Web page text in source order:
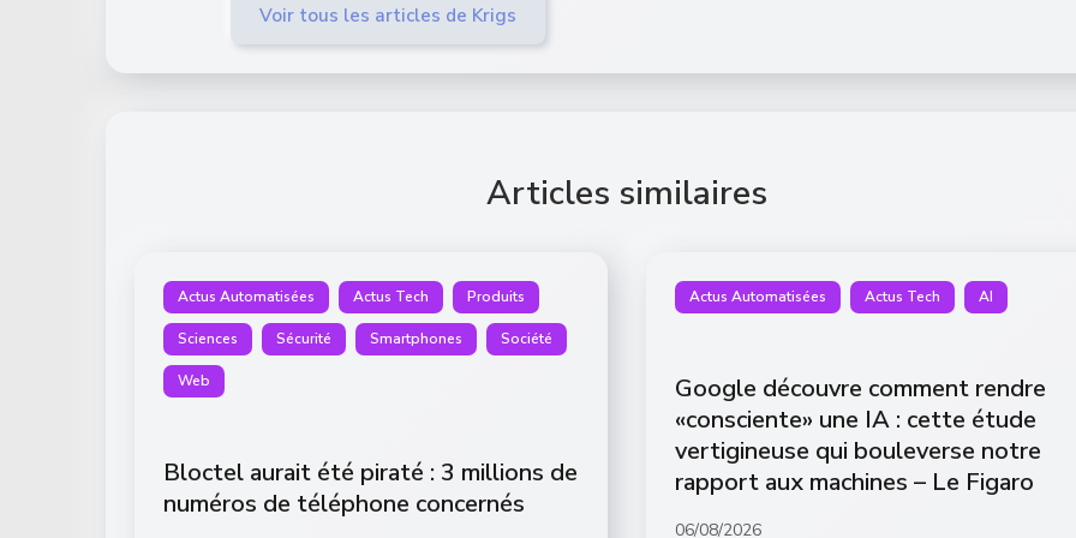
Voir tous les articles de Krigs
Articles similaires
Actus Automatisées Actus Tech Produits
Sciences Sécurité Smartphones Société
Web
Bloctel aurait été piraté : 3 millions de
numéros de téléphone concernés
Actus Automatisées Actus Tech AI
Google découvre comment rendre
«consciente» une IA : cette étude
vertigineuse qui bouleverse notre
rapport aux machines – Le Figaro
06/08/2026